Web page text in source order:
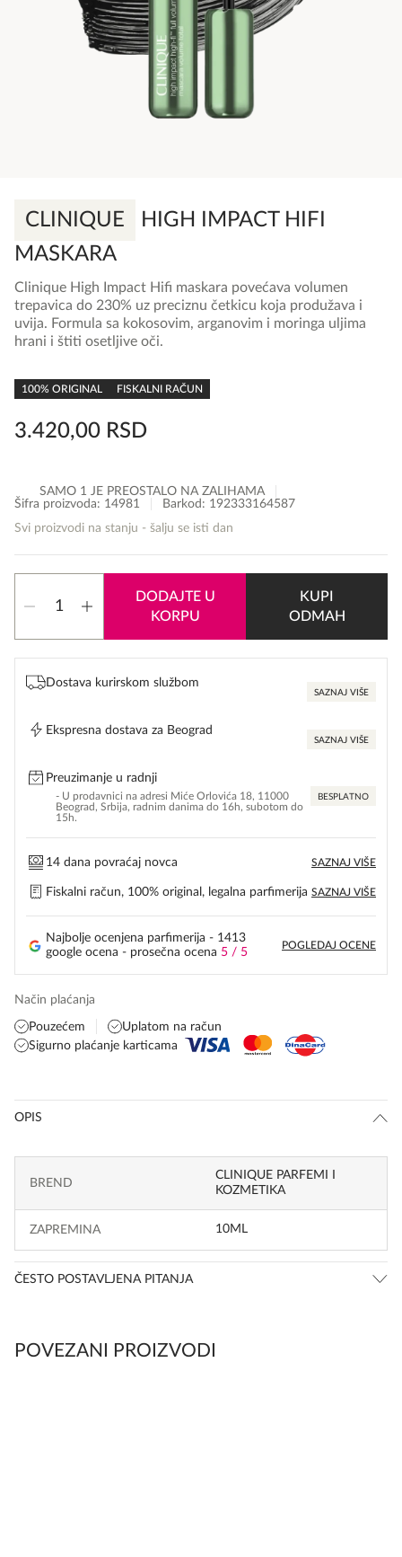
CLINIQUE
HIGH IMPACT HIFI
MASKARA
rating
100% ORIGINAL FISKALNI RAČUN
3.420,00 RSD
Clinique High Impact Hifi maskara povećava volumen
trepavica do 230% uz preciznu četkicu koja produžava i
uvija. Formula sa kokosovim, arganovim i moringa uljima
hrani i štiti osetljive oči.
SAMO 1 JE PREOSTALO NA ZALIHAMA
Šifra proizvoda: 14981
Barkod: 192333164587
Svi proizvodi na stanju - šalju se isti dan
High
Hifi
maskara
količina
DODAJTE U
KORPU
KUPI
ODMAH
Dostava kurirskom službom
SAZNAJ VIŠE
Ekspresna dostava za Beograd
SAZNAJ VIŠE
Preuzimanje u radnji
- U prodavnici na adresi Miće Orlovića 18, 11000
Beograd, Srbija, radnim danima do 16h, subotom do
15h.
BESPLATNO
14 dana povraćaj novca SAZNAJ VIŠE
Fiskalni račun, 100% original, legalna parfimerija SAZNAJ VIŠE
Najbolje ocenjena parfimerija - 1413
google ocena - prosečna ocena 5 / 5
POGLEDAJ OCENE
Način plaćanja
Pouzećem
Uplatom na račun
Sigurno plaćanje karticama
OPIS
BREND
CLINIQUE PARFEMI I
KOZMETIKA
ZAPREMINA 10ML
ČESTO POSTAVLJENA PITANJA
POVEZANI PROIZVODI